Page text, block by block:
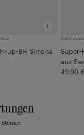
up-BH Simona
Super-
aus
49,90